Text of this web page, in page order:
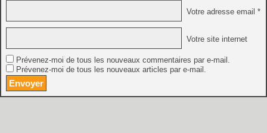
Votre adresse email *
Votre site internet
Prévenez-moi de tous les nouveaux commentaires par e-mail.
Prévenez-moi de tous les nouveaux articles par e-mail.